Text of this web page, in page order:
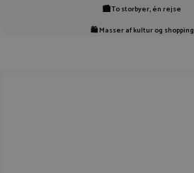
🏙️ To storbyer, én rejse
🛍️ Masser af kultur og shopping